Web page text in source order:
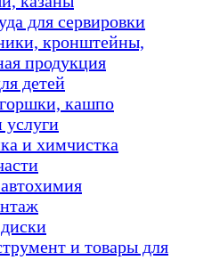
для сервировки
кронштейны,
продукция
детей
кашпо
услуги
и химчистка
и товары для